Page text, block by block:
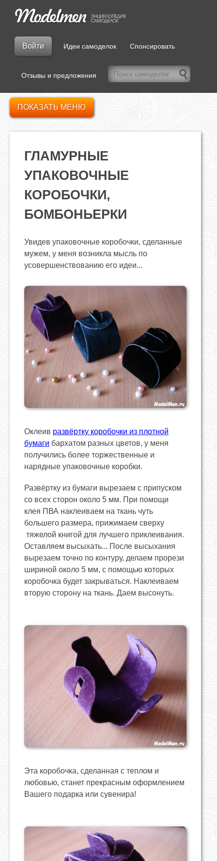
Войти Идеи самоделок Спонсировать
Отзывы и предложения
ГЛАМУРНЫЕ
УПАКОВОЧНЫЕ
КОРОБОЧКИ,
БОМБОНЬЕРКИ
Увидев упаковочные коробочки, сделанные
мужем, у меня возникла мысль по
усовершенствованию его идеи...
Оклеив развёртку коробочки из плотной
бумаги бархатом разных цветов, у меня
получились более торжественные и
нарядные упаковочные коробки.
Развёртку из бумаги вырезаем с припуском
со всех сторон около 5 мм. При помощи
клея ПВА наклеиваем на ткань чуть
большего размера, прижимаем сверху
тяжелой книгой для лучшего приклеивания.
Оставляем высыхать... После высыхания
вырезаем точно по контуру, делаем прорези
шириной около 5 мм, с помощью которых
коробочка будет закрываться. Наклеиваем
вторую сторону на ткань. Даем высонуть.
Эта коробочка, сделанная с теплом и
любовью, станет прекрасным оформлением
Вашего подарка или сувенира!
ПОКАЗАТЬ МЕНЮ